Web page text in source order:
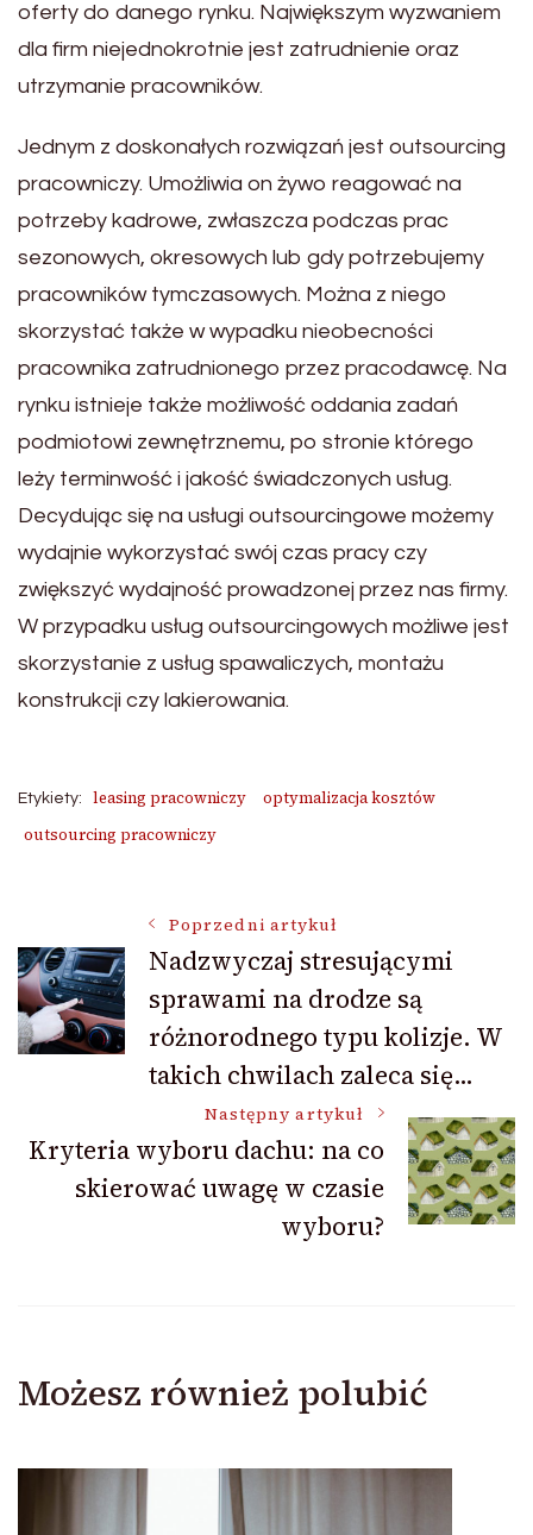
oferty do danego rynku. Największym wyzwaniem
dla firm niejednokrotnie jest zatrudnienie oraz
utrzymanie pracowników.
Jednym z doskonałych rozwiązań jest outsourcing
pracowniczy. Umożliwia on żywo reagować na
potrzeby kadrowe, zwłaszcza podczas prac
sezonowych, okresowych lub gdy potrzebujemy
pracowników tymczasowych. Można z niego
skorzystać także w wypadku nieobecności
pracownika zatrudnionego przez pracodawcę. Na
rynku istnieje także możliwość oddania zadań
podmiotowi zewnętrznemu, po stronie którego
leży terminwość i jakość świadczonych usług.
Decydując się na usługi outsourcingowe możemy
wydajnie wykorzystać swój czas pracy czy
zwiększyć wydajność prowadzonej przez nas firmy.
W przypadku usług outsourcingowych możliwe jest
skorzystanie z usług spawaliczych, montażu
konstrukcji czy lakierowania.
Etykiety: leasing pracowniczy
optymalizacja kosztów
outsourcing pracowniczy
Nawigacja
wpisu
Poprzedni artykuł
Nadzwyczaj stresującymi
sprawami na drodze są
różnorodnego typu kolizje. W
takich chwilach zaleca się…
Następny artykuł
Kryteria wyboru dachu: na co
skierować uwagę w czasie
wyboru?
Możesz również polubić